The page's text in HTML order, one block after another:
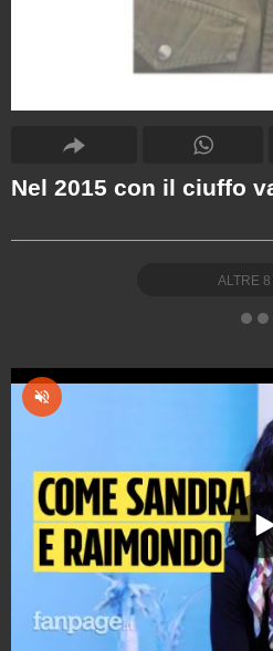
Nel 2015 con il ciuffo
ALTRE 8